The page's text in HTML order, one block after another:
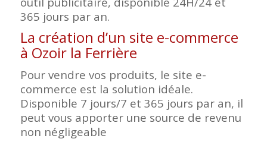
365 jours par an.
La création d’un site e-commerce
à Ozoir la Ferrière
Pour vendre vos produits, le site e-
commerce est la solution idéale.
Disponible 7 jours/7 et 365 jours par an, il
peut vous apporter une source de revenu
non négligeable